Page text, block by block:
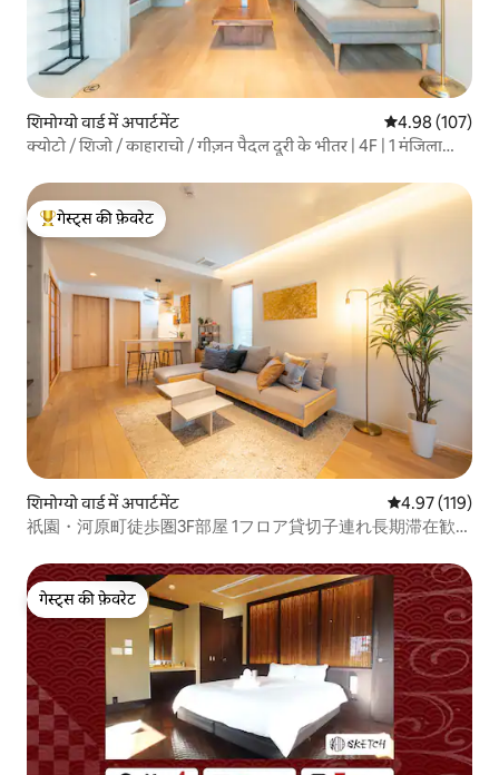
शिमोग्यो वार्ड में अपार्टमेंट औसत रेटिंग 5 में से
4.98 (107)
क्योटो / शिजो / काहाराचो / गीज़न पैदल दूरी के भीतर | 4F | 1 मंजिला
की सुविधा | लिफ्ट
गेस्ट्स का टॉप फ़ेवरेट
गेस्ट्स की फ़ेवरेट
शिमोग्यो वार्ड में अपार्टमेंट औसत रेटिंग 5 में से
4.97 (119)
祇園・河原町徒歩圏3F部屋 1フロア貸切子連れ長期滞在歓迎
गेस्ट्स की फ़ेवरेट
गेस्ट्स की फ़ेवरेट